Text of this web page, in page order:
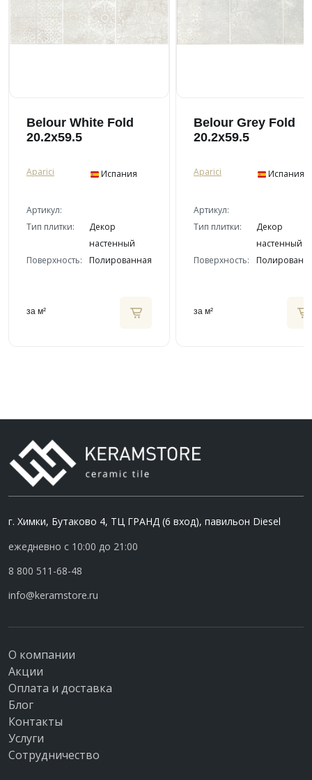
Belour White Fold
20.2x59.5
Aparici Испания
Артикул:
Тип плитки:
Декор
настенный
Поверхность:
Полированная
за м²
Belour Grey Fold
20.2x59.5
Aparici Испания
Артикул:
Тип плитки:
Декор
настенный
Поверхность:
за м²
г. Химки, Бутаково 4, ТЦ ГРАНД (6 вход), павильон Diesel
ежедневно с 10:00 до 21:00
8 800 511-68-48
info@keramstore.ru
О компании
Акции
Оплата и доставка
Блог
Контакты
Услуги
Сотрудничество